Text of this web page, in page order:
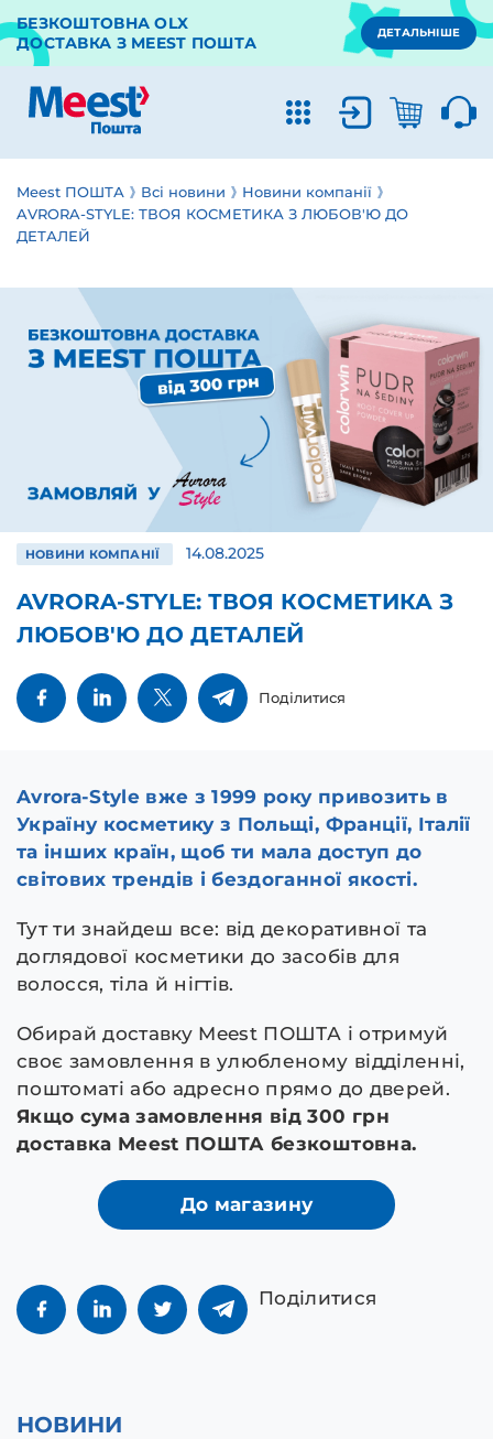
БЕЗКОШТОВНА OLX
ДОСТАВКА З MEEST ПОШТА
ДЕТАЛЬНІШЕ
Meest ПОШТА Всі новини
Новини компанії
AVRORA-STYLE: ТВОЯ КОСМЕТИКА З ЛЮБОВ'Ю ДО
ДЕТАЛЕЙ
НОВИНИ КОМПАНІЇ 14.08.2025
AVRORA-STYLE: ТВОЯ КОСМЕТИКА З
ЛЮБОВ'Ю ДО ДЕТАЛЕЙ
Поділитися
Avrora-Style вже з 1999 року привозить в
Україну косметику з Польщі, Франції, Італії
та інших країн, щоб ти мала доступ до
світових трендів і бездоганної якості.
Тут ти знайдеш все: від декоративної та
доглядової косметики до засобів для
волосся, тіла й нігтів.
Обирай доставку Meest ПОШТА і отримуй
своє замовлення в улюбленому відділенні,
поштоматі або адресно прямо до дверей.
Якщо сума замовлення від 300 грн
доставка Meest ПОШТА безкоштовна.
До магазину
Поділитися
НОВИНИ